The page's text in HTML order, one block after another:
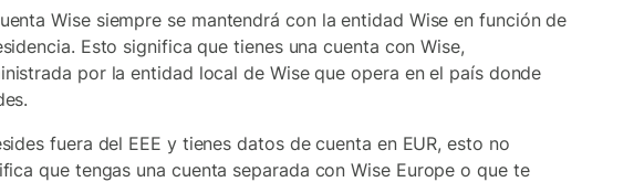
Wise siempre se mantendrá con la entidad Wise en función de
Esto significa que tienes una cuenta con Wise,
por la entidad local de Wise que opera en el país donde
fuera del EEE y tienes datos de cuenta en EUR, esto no
que tengas una cuenta separada con Wise Europe o que te